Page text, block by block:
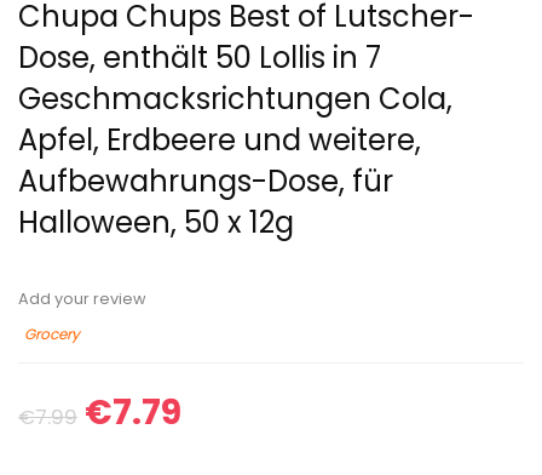
Chupa Chups Best of Lutscher-
Dose, enthält 50 Lollis in 7
Geschmacksrichtungen Cola,
Apfel, Erdbeere und weitere,
Aufbewahrungs-Dose, für
Halloween, 50 x 12g
Add your review
Grocery
€7.99 €7.79